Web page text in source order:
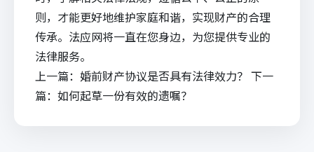
则，才能更好地维护家庭和谐，实现财产的合理
传承。 法应网将一直在您身边，为您提供专业的
法律服务。
上一篇： 婚前财产协议是否具有法律效力？ 下一
篇： 如何起草一份有效的遗嘱？